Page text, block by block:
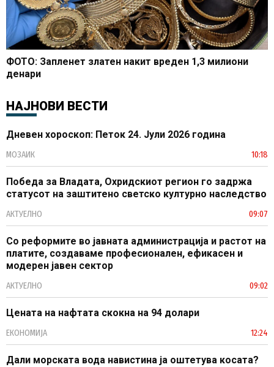
ФОТО: Запленет златен накит вреден 1,3 милиони
денари
НАЈНОВИ ВЕСТИ
Дневен хороскоп: Петок 24. Јули 2026 година
МОЗАИК 10:18
Победа за Владата, Охридскиот регион го задржа
статусот на заштитено светско културно наследство
АКТУЕЛНО 09:07
Со реформите во јавната администрација и растот на
платите, создаваме професионален, ефикасен и
модерен јавен сектор
АКТУЕЛНО 09:02
Цената на нафтата скокна на 94 долари
ЕКОНОМИЈА 12:24
Дали морската вода навистина ја оштетува косата?